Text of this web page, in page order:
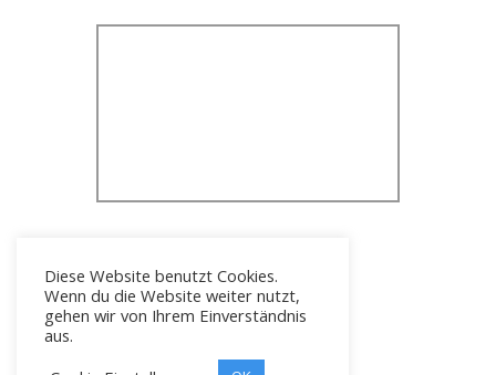
Diese Website benutzt Cookies.
Wenn du die Website weiter nutzt,
gehen wir von Ihrem Einverständnis
aus.